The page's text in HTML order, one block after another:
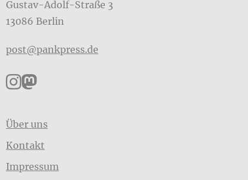
Gustav-Adolf-Straße 3
13086 Berlin
post@pankpress.de
Pankpress auf Instagram
Pankpress auf Mastodon
Über uns
Kontakt
Impressum